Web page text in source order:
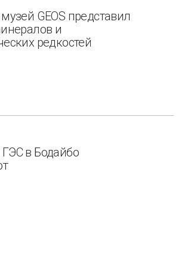
GEOS представил
и
редкостей
в Бодайбо